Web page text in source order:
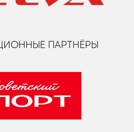
ПАРТНЁРЫ